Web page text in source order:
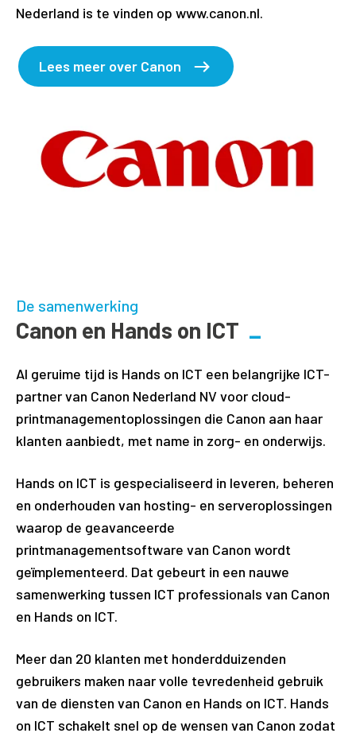
Nederland is te vinden op www.canon.nl.
Lees meer over Canon
De samenwerking
Canon en Hands on ICT
Al geruime tijd is Hands on ICT een belangrijke ICT-
partner van Canon Nederland NV voor cloud-
printmanagementoplossingen die Canon aan haar
klanten aanbiedt, met name in zorg- en onderwijs.
Hands on ICT is gespecialiseerd in leveren, beheren
en onderhouden van hosting- en serveroplossingen
waarop de geavanceerde
printmanagementsoftware van Canon wordt
geïmplementeerd. Dat gebeurt in een nauwe
samenwerking tussen ICT professionals van Canon
en Hands on ICT.
Meer dan 20 klanten met honderdduizenden
gebruikers maken naar volle tevredenheid gebruik
van de diensten van Canon en Hands on ICT. Hands
on ICT schakelt snel op de wensen van Canon zodat